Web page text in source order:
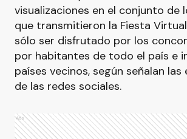
visualizaciones en el conjunto de
que transmitieron la Fiesta
sólo ser disfrutado por los
por habitantes de todo el país e
países vecinos, según señalan
de las redes sociales.
Ads